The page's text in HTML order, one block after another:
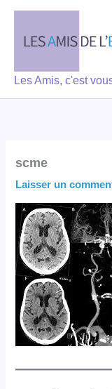
contenu
Les Amis, c'est
scme
Laisser un